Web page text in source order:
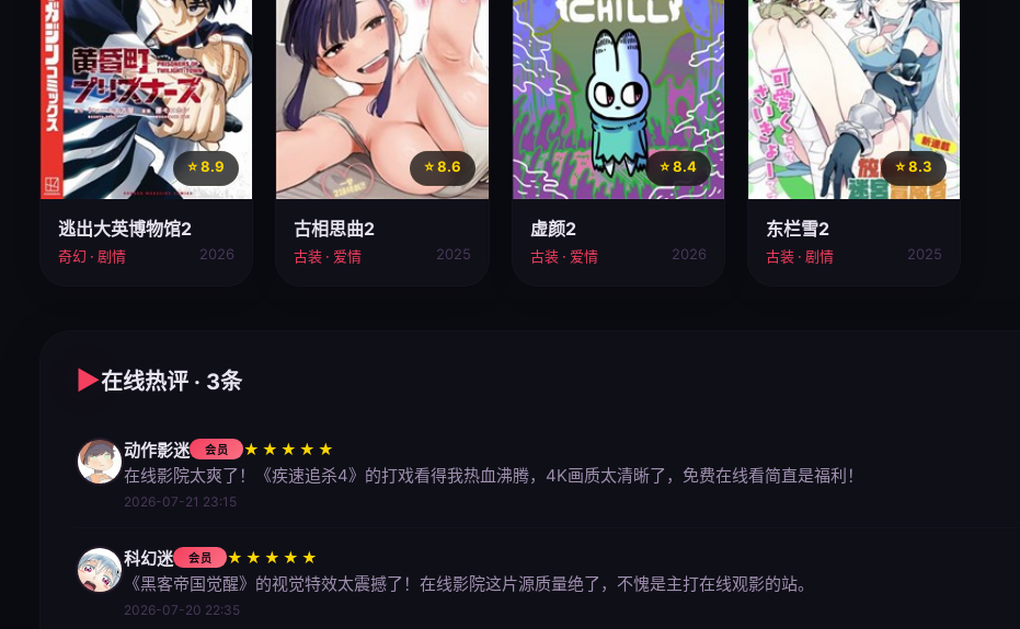
⭐ 8.9
逃出大英博物馆2
奇幻 · 剧情 2026
⭐ 8.6
古相思曲2
古装 · 爱情 2025
⭐ 8.4
虚颜2
古装 · 爱情 2026
⭐ 8.3
东栏雪2
古装 · 剧情 2025
▶在线热评 · 3条
动作影迷 会员 ★★★★★
在线影院太爽了！《疾速追杀4》的打戏看得我热血沸腾，4K画质太清晰了，免费在线看简直是福利！
2026-07-21 23:15
科幻迷 会员 ★★★★★
《黑客帝国觉醒》的视觉特效太震撼了！在线影院这片源质量绝了，不愧是主打在线观影的站。
2026-07-20 22:35